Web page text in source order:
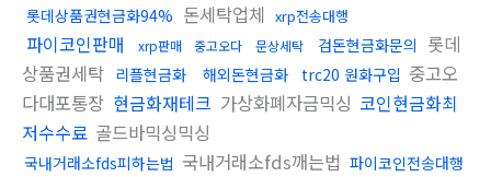
롯데상품권현금화94% 돈세탁업체 xrp전송대행
파이코인판매 xrp판매 중고오다 문상세탁 검돈현금화문의 롯데
상품권세탁 리플현금화 해외돈현금화 trc20 원화구입 중고오
다대포통장 현금화재테크 가상화폐자금믹싱 코인현금화최
저수수료 골드바믹싱믹싱
국내거래소fds피하는법 국내거래소fds깨는법 파이코인전송대행